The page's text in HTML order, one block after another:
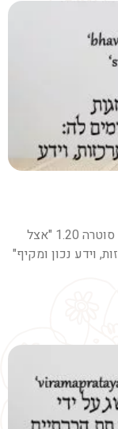
סוטרה 1.19 יש הנולדים עם יכולת ההתמזגות" סוטרה 1.20 "אצל
וידע נכון ומקיף"